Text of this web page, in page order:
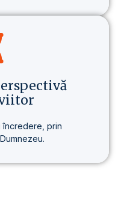
noastre este
consecvent și pe
încredere, prin